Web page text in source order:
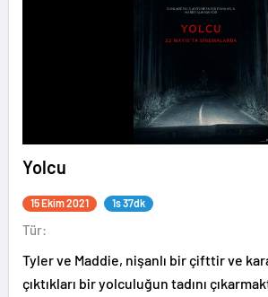
Yolcu
15 Ekim 2021 1s 37dk
Tür:
Tyler ve Maddie, nişanlı bir çifttir ve
çıktıkları bir yolculuğun tadını